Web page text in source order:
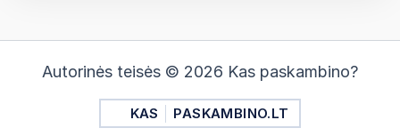
Autorinės teisės © 2026 Kas paskambino?
KAS PASKAMBINO.LT